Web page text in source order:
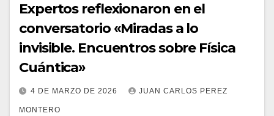
Expertos reflexionaron en el
conversatorio «Miradas a lo
invisible. Encuentros sobre Física
Cuántica»
4 DE MARZO DE 2026 JUAN CARLOS PEREZ
MONTERO